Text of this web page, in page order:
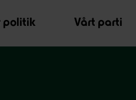
politik
Vårt parti